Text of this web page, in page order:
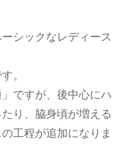
シックなレディース
。
ですが、後中心にハ
り、脇身頃が増える
工程が追加になりま